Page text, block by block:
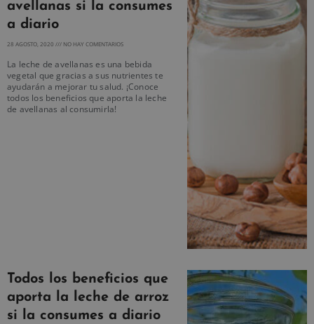
avellanas si la consumes
a diario
28 AGOSTO, 2020 NO HAY COMENTARIOS
La leche de avellanas es una bebida
vegetal que gracias a sus nutrientes te
ayudarán a mejorar tu salud. ¡Conoce
todos los beneficios que aporta la leche
de avellanas al consumirla!
Todos los beneficios que
aporta la leche de arroz
si la consumes a diario